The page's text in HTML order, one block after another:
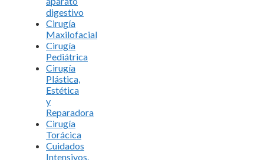
digestivo
Cirugía
Maxilofacial
Cirugía
Pediátrica
Cirugía
Plástica,
Estética
y
Reparadora
Cirugía
Torácica
Cuidados
Intensivos.